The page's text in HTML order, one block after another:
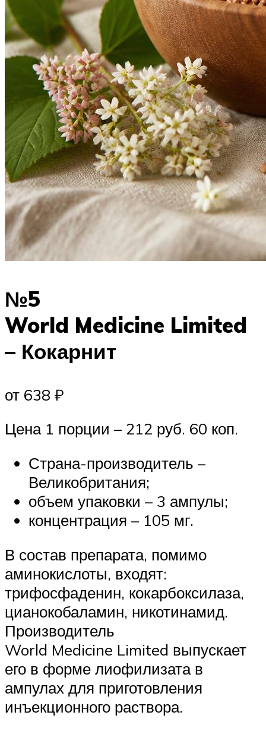
№5
World Medicine Limited
– Кокарнит
от 638 ₽
Цена 1 порции – 212 руб. 60 коп.
Страна-производитель –
Великобритания;
объем упаковки – 3 ампулы;
концентрация – 105 мг.
В состав препарата, помимо
аминокислоты, входят:
трифосфаденин, кокарбоксилаза,
цианокобаламин, никотинамид.
Производитель
World Medicine Limited выпускает
его в форме лиофилизата в
ампулах для приготовления
инъекционного раствора.